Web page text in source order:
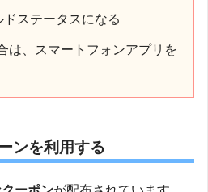
ステータスになる
は、スマートフォンアプリを
ンを利用する